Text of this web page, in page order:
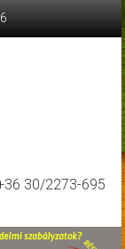
30/2273-695